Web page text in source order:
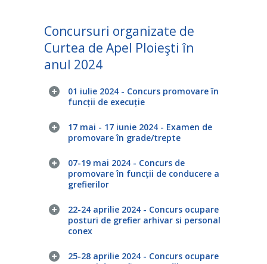
Concursuri organizate de
Curtea de Apel Ploieşti în
anul 2024
01 iulie 2024 - Concurs promovare în
funcții de execuție
17 mai - 17 iunie 2024 - Examen de
promovare în grade/trepte
07-19 mai 2024 - Concurs de
promovare în funcții de conducere a
grefierilor
22-24 aprilie 2024 - Concurs ocupare
posturi de grefier arhivar si personal
conex
25-28 aprilie 2024 - Concurs ocupare